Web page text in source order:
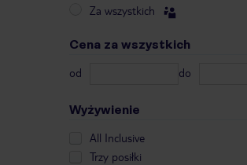
Za wszystkich
Cena za wszystkich
od do
Wyżywienie
All Inclusive
Trzy posiłki